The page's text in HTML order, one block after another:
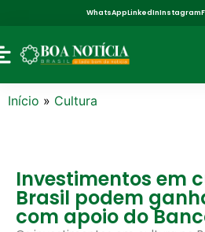
WhatsAppLinkedInInstagram
Início » Cultura
Investimentos em
Brasil podem
com apoio do